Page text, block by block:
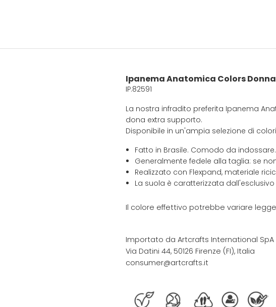
Ipanema Anatomica Colors Donna
IP.82591
La nostra infradito preferita Ipanema
dona extra supporto.
Disponibile in un'ampia selezione di
Fatto in Brasile. Comodo da indossare.
Generalmente fedele alla taglia: se
Realizzato con Flexpand, materiale
La suola è caratterizzata
Il colore effettivo potrebbe variare
Importato da Artcrafts International SpA
Via Datini 44, 50126 Firenze (FI), Italia
consumer@artcrafts.it